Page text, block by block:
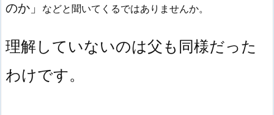
のか」
などと聞いてくるではありませんか。
理解していないのは父も同様だった
わけです。